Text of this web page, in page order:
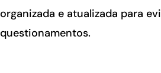
organizada e atualizada para
questionamentos.